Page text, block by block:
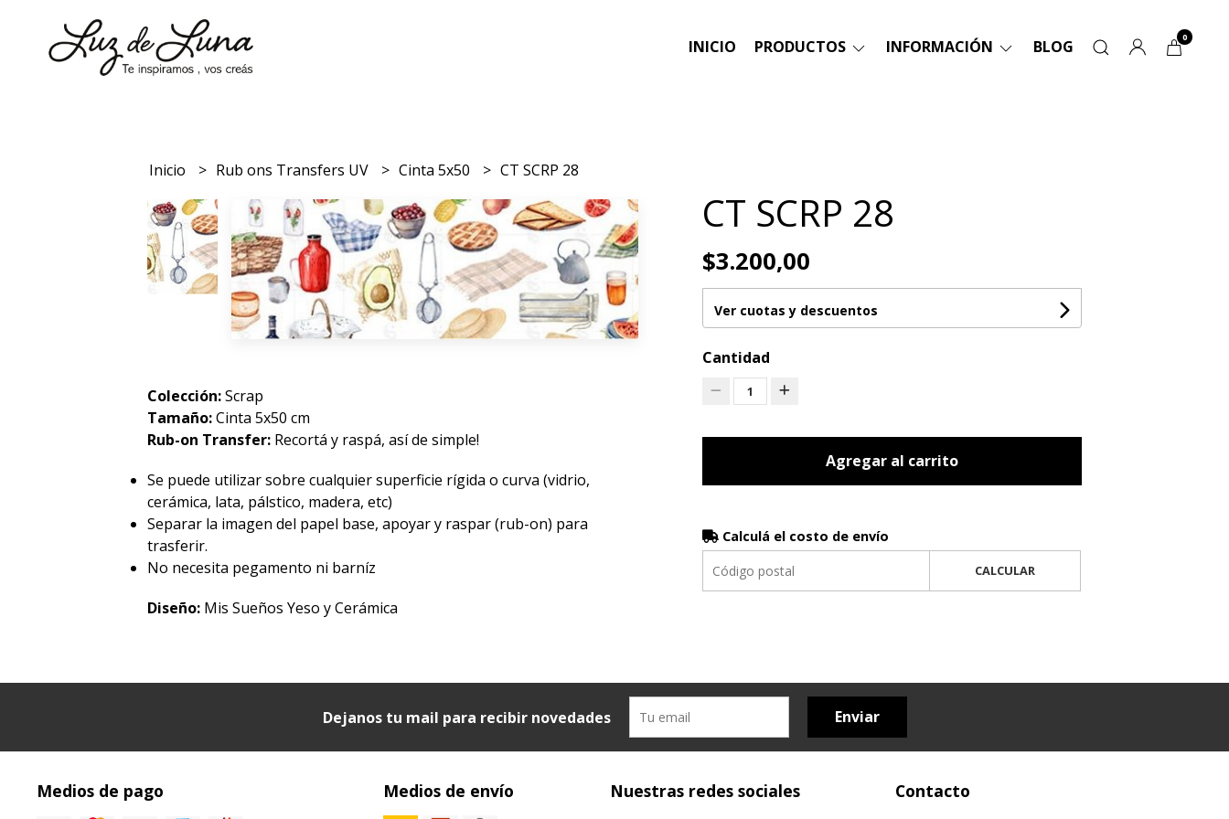
INICIO PRODUCTOS INFORMACIÓN BLOG 0
Inicio Rub ons Transfers UV Cinta 5x50 CT SCRP 28
Colección:Scrap
Tamaño:Cinta 5x50 cm
Rub-on Transfer: Recortá y raspá, así de simple!
Se puede utilizar sobre cualquier superficie rígida o curva (vidrio,
cerámica, lata, pálstico, madera, etc)
Separar la imagen del papel base, apoyar y raspar (rub-on) para
trasferir.
No necesita pegamento ni barníz
Diseño: Mis Sueños Yeso y Cerámica
CT SCRP 28
$3.200,00
Ver cuotas y descuentos
Cantidad
1
Agregar al carrito
Calculá el costo de envío
CALCULAR
Dejanos tu mail para recibir novedades Enviar
Medios de pago Medios de envío Nuestras redes sociales Contacto